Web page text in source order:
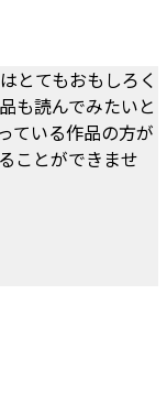
とてもおもしろく
も読んでみたいと
ている作品の方が
ことができませ